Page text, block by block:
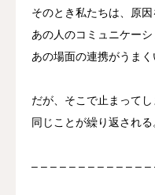
そのとき私たちは、原因
あの人のコミュニケーシ
あの場面の連携がうまく
だが、そこで止まってし
同じことが繰り返される
– – – – – – – – – – – – –